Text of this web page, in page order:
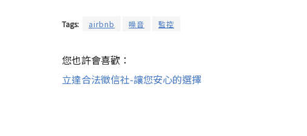
Tags: airbnb 噪音 監控
您也許會喜歡：
立達合法徵信社-讓您安心的選擇